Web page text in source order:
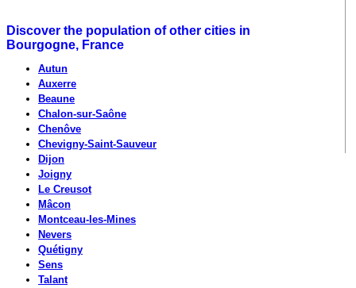
Discover the population of other cities in
Bourgogne, France
Autun
Auxerre
Beaune
Chalon-sur-Saône
Chenôve
Chevigny-Saint-Sauveur
Dijon
Joigny
Le Creusot
Mâcon
Montceau-les-Mines
Nevers
Quétigny
Sens
Talant